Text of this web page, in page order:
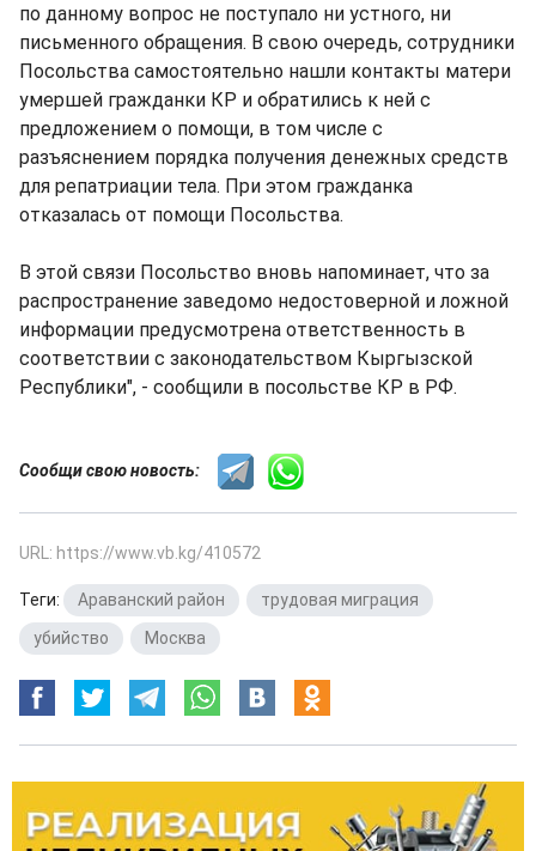
по данному вопрос не поступало ни устного, ни
письменного обращения. В свою очередь, сотрудники
Посольства самостоятельно нашли контакты матери
умершей гражданки КР и обратились к ней с
предложением о помощи, в том числе с
разъяснением порядка получения денежных средств
для репатриации тела. При этом гражданка
отказалась от помощи Посольства.
В этой связи Посольство вновь напоминает, что за
распространение заведомо недостоверной и ложной
информации предусмотрена ответственность в
соответствии с законодательством Кыргызской
Республики", - сообщили в посольстве КР в РФ.
Сообщи свою новость:
URL: https://www.vb.kg/410572
Теги: Араванский район трудовая миграция
убийство
Москва